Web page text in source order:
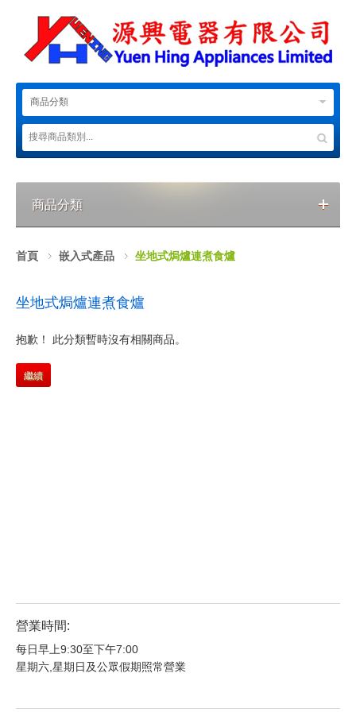
商品分類
商品分類
首頁 嵌入式產品 坐地式焗爐連煮食爐
坐地式焗爐連煮食爐
抱歉！ 此分類暫時沒有相關商品。
繼續
營業時間:
每日早上9:30至下午7:00
星期六,星期日及公眾假期照常營業